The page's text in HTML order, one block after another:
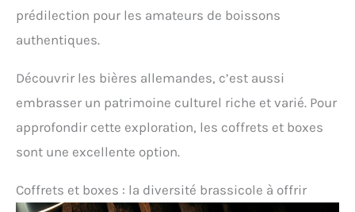
prédilection pour les amateurs de boissons
authentiques.
Découvrir les bières allemandes, c’est aussi
embrasser un patrimoine culturel riche et varié. Pour
approfondir cette exploration, les coffrets et boxes
sont une excellente option.
Coffrets et boxes : la diversité brassicole à offrir